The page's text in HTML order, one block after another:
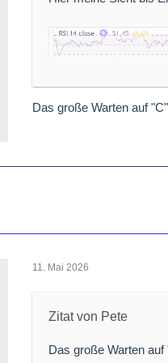
die logar. Skalierung
Das große Warten auf "C"
11. Mai 2026
Zitat von Pete
Das große Warten auf